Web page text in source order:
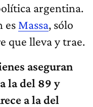
argentina.
es Massa, sólo
que lleva y trae.
aseguran
la del 89 y
a la del